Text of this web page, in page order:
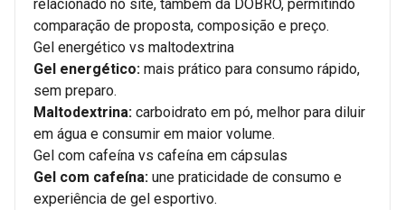
relacionado no site, também da DOBRO, permitindo
comparação de proposta, composição e preço.
Gel energético vs maltodextrina
Gel energético: mais prático para consumo rápido,
sem preparo.
Maltodextrina: carboidrato em pó, melhor para diluir
em água e consumir em maior volume.
Gel com cafeína vs cafeína em cápsulas
Gel com cafeína: une praticidade de consumo e
experiência de gel esportivo.